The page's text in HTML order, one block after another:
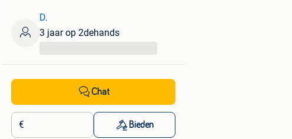
D.
3 jaar op 2dehands
Chat
€ Bieden